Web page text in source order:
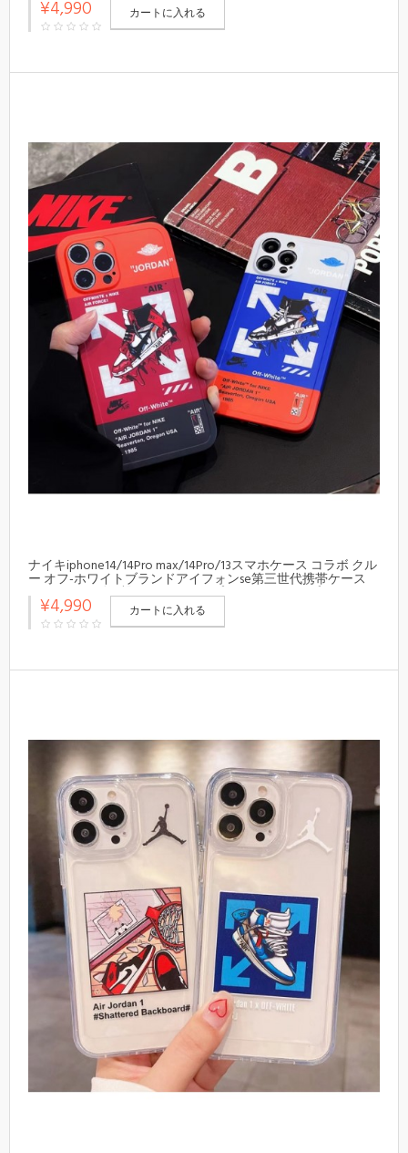
兼用
¥4,990 カートに入れる
ナイキiphone14/14Pro max/14Pro/13スマホケース コラボ クル
ー オフ-ホワイトブランドアイフォンse第三世代携帯ケース
スニーカー 耐衝撃 アイフォン14プロ マックス/14プロ/13カバ
ーAir Jordan メンズ
¥4,990 カートに入れる